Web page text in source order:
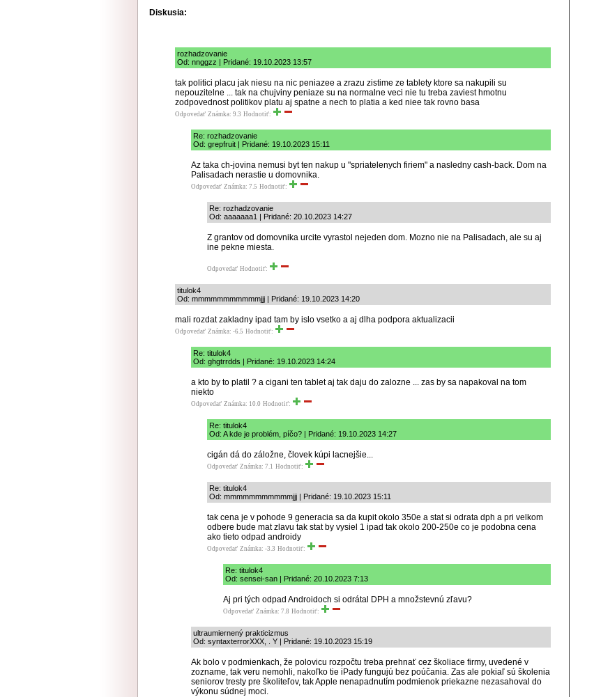
Diskusia:
rozhadzovanie
Od: nnggzz | Pridané: 19.10.2023 13:57
tak politici placu jak niesu na nic peniazee a zrazu zistime ze tablety ktore sa nakupili su
nepouzitelne ... tak na chujviny peniaze su na normalne veci nie tu treba zaviest hmotnu
zodpovednost politikov platu aj spatne a nech to platia a ked niee tak rovno basa
Odpovedať Známka: 9.3 Hodnotiť:
Re: rozhadzovanie
Od: grepfruit | Pridané: 19.10.2023 15:11
Az taka ch-jovina nemusi byt ten nakup u "spriatelenych firiem" a nasledny cash-back. Dom na
Palisadach nerastie u domovnika.
Odpovedať Známka: 7.5 Hodnotiť:
Re: rozhadzovanie
Od: aaaaaaa1 | Pridané: 20.10.2023 14:27
Z grantov od domovnika urcite vyrastol nejeden dom. Mozno nie na Palisadach, ale su aj
ine pekne miesta.
Odpovedať Hodnotiť:
titulok4
Od: mmmmmmmmmmmjjj | Pridané: 19.10.2023 14:20
mali rozdat zakladny ipad tam by islo vsetko a aj dlha podpora aktualizacii
Odpovedať Známka: -6.5 Hodnotiť:
Re: titulok4
Od: ghgtrrdds | Pridané: 19.10.2023 14:24
a kto by to platil ? a cigani ten tablet aj tak daju do zalozne ... zas by sa napakoval na tom
niekto
Odpovedať Známka: 10.0 Hodnotiť:
Re: titulok4
Od: A kde je problém, píčo? | Pridané: 19.10.2023 14:27
cigán dá do záložne, človek kúpi lacnejšie...
Odpovedať Známka: 7.1 Hodnotiť:
Re: titulok4
Od: mmmmmmmmmmmjjj | Pridané: 19.10.2023 15:11
tak cena je v pohode 9 generacia sa da kupit okolo 350e a stat si odrata dph a pri velkom
odbere bude mat zlavu tak stat by vysiel 1 ipad tak okolo 200-250e co je podobna cena
ako tieto odpad androidy
Odpovedať Známka: -3.3 Hodnotiť:
Re: titulok4
Od: sensei-san | Pridané: 20.10.2023 7:13
Aj pri tých odpad Androidoch si odrátal DPH a množstevnú zľavu?
Odpovedať Známka: 7.8 Hodnotiť:
ultraumiernený prakticizmus
Od: syntaxterrorXXX, . Y | Pridané: 19.10.2023 15:19
Ak bolo v podmienkach, že polovicu rozpočtu treba prehnať cez školiace firmy, uvedené v
zozname, tak veru nemohli, nakoľko tie iPady fungujú bez poúčania. Zas ale pokiaľ sú školenia
seniorov tresty pre školiteľov, tak Apple nenapadnutím podmienok priekazne nezasahoval do
výkonu súdnej moci.